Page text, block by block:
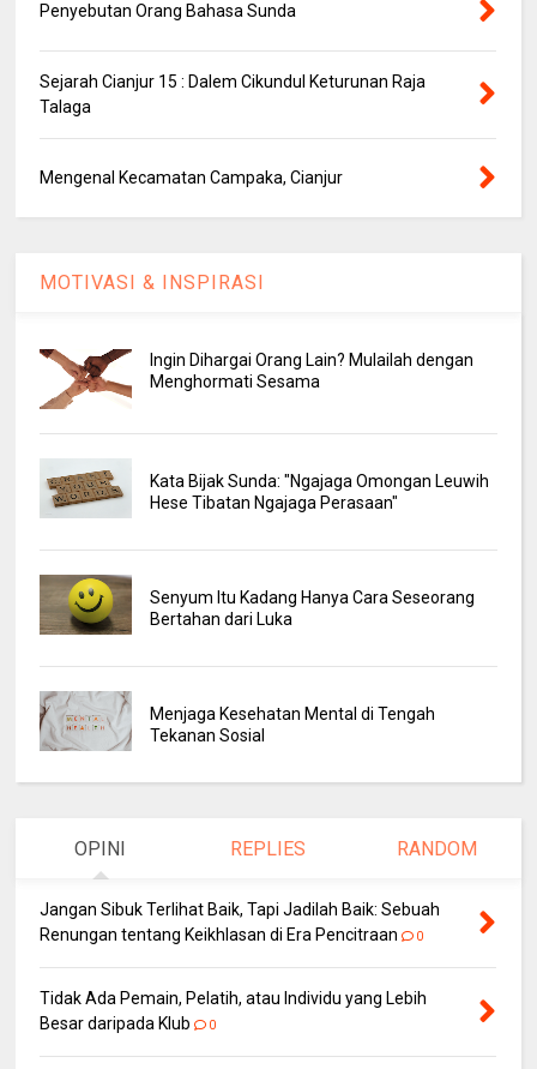
Penyebutan Orang Bahasa Sunda
Sejarah Cianjur 15 : Dalem Cikundul Keturunan Raja
Talaga
Mengenal Kecamatan Campaka, Cianjur
MOTIVASI & INSPIRASI
Ingin Dihargai Orang Lain? Mulailah dengan
Menghormati Sesama
Kata Bijak Sunda: "Ngajaga Omongan Leuwih
Hese Tibatan Ngajaga Perasaan"
Senyum Itu Kadang Hanya Cara Seseorang
Bertahan dari Luka
Menjaga Kesehatan Mental di Tengah
Tekanan Sosial
OPINI REPLIES RANDOM
Jangan Sibuk Terlihat Baik, Tapi Jadilah Baik: Sebuah
Renungan tentang Keikhlasan di Era Pencitraan
0
Tidak Ada Pemain, Pelatih, atau Individu yang Lebih
Besar daripada Klub
0